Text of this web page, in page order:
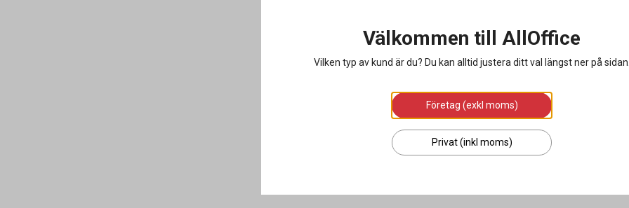
Välkommen till AllOffice
Vilken typ av kund är du? Du kan alltid justera ditt val längst ner på
Företag (exkl moms)
Privat (inkl moms)